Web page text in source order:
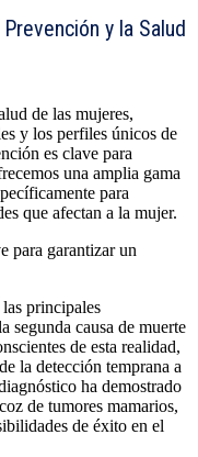
y la Salud
de las mujeres,
y los perfiles únicos de
es clave para
una amplia gama
para
que afectan a la mujer.
para garantizar un
principales
segunda causa de muerte
de esta realidad,
la detección temprana a
ha demostrado
de tumores mamarios,
de éxito en el